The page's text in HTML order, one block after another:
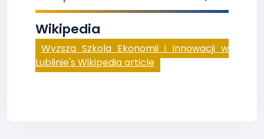
Wikipedia
Wyzsza Szkola Ekonomii i Innowacji w
Lublinie's Wikipedia article